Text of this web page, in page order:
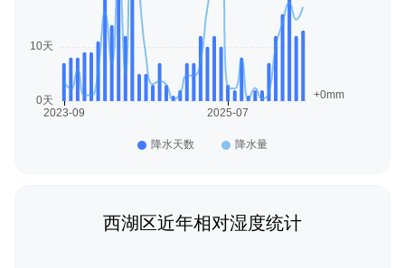
西湖区近年相对湿度统计